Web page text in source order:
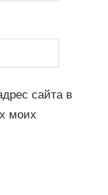
сайта в
моих